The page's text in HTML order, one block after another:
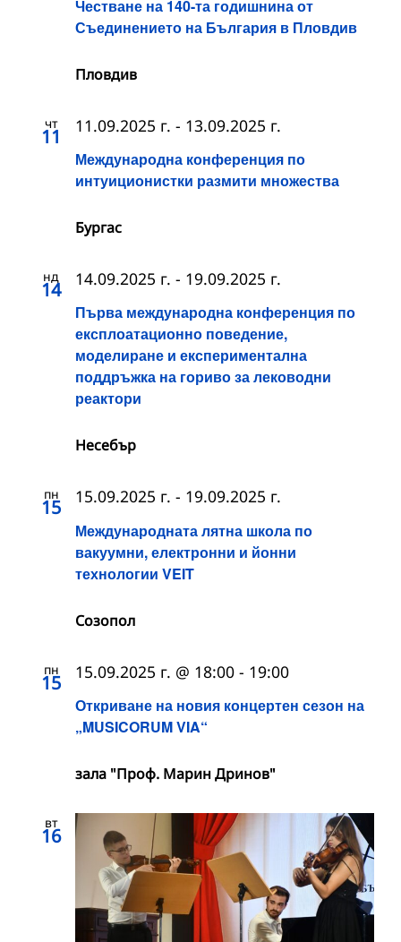
Честване на 140-та годишнина от
Съединението на България в Пловдив
Пловдив
чт
11
Международна конференция по
интуиционистки размити множества
11.09.2025 г. - 13.09.2025 г.
Бургас
нд
14
Първа международна конференция по
експлоатационно поведение,
моделиране и експериментална
поддръжка на гориво за леководни
реактори
14.09.2025 г. - 19.09.2025 г.
Несебър
пн
15
Международната лятна школа по
вакуумни, електронни и йонни
технологии VEIT
15.09.2025 г. - 19.09.2025 г.
Созопол
пн
15
Откриване на новия концертен сезон на
„MUSICORUM VIA“
15.09.2025 г. @ 18:00 - 19:00
зала "Проф. Марин Дринов"
вт
16